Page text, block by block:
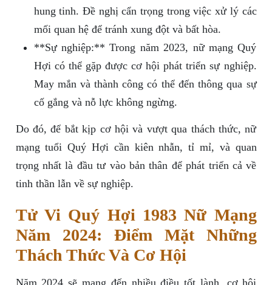
hung tinh. Đề nghị cẩn trọng trong việc xử lý các
mối quan hệ để tránh xung đột và bất hòa.
**Sự nghiệp:** Trong năm 2023, nữ mạng Quý
Hợi có thể gặp được cơ hội phát triển sự nghiệp.
May mắn và thành công có thể đến thông qua sự
cố gắng và nỗ lực không ngừng.
Do đó, để bắt kịp cơ hội và vượt qua thách thức, nữ
mạng tuổi Quý Hợi cần kiên nhẫn, tỉ mỉ, và quan
trọng nhất là đầu tư vào bản thân để phát triển cả về
tinh thần lẫn về sự nghiệp.
Tử Vi Quý Hợi 1983 Nữ Mạng
Năm 2024: Điểm Mặt Những
Thách Thức Và Cơ Hội